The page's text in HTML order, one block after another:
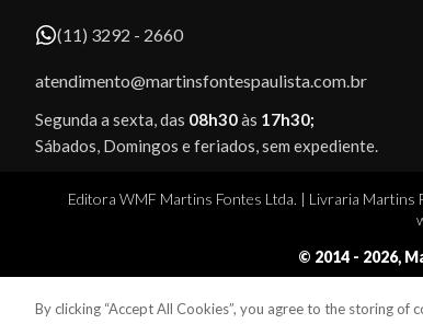
Sobe
(11) 3292 - 2660
atendimento@martinsfontespaulista.com.br
Segunda a sexta, das 08h30às 17h30;
Sábados, Domingos e feriados, sem expediente.
Editora WMF Martins Fontes Ltda. | Livraria Martins
© 2014 - 2026,
By clicking “Accept All Cookies”, you agree to the storing